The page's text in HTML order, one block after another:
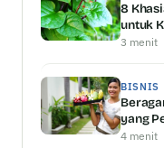
8
untuk
3 menit
BISNIS
yang
4 menit